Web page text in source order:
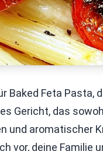
Baked Feta Pasta,
Gericht, das
und aromatischer
vor, deine Familie